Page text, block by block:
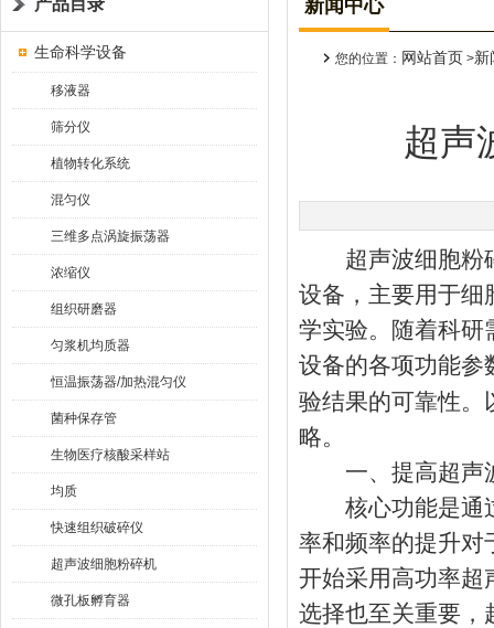
产品目录
生命科学设备
移液器
筛分仪
植物转化系统
混匀仪
三维多点涡旋振荡器
浓缩仪
组织研磨器
匀浆机均质器
恒温振荡器/加热混匀仪
菌种保存管
生物医疗核酸采样站
均质
快速组织破碎仪
超声波细胞粉碎机
微孔板孵育器
新闻中心
您的位置： 网站首页 >新
超声
超声波细胞粉碎
设备，主要用于细
学实验。随着科研
设备的各项功能参
验结果的可靠性。
略。
一、提高超声
核心功能是通过
率和频率的提升对
开始采用高功率超
选择也至关重要，